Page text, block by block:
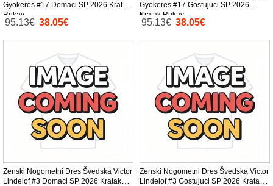
Gyokeres #17 Domaci SP 2026 Kratak
Rukav
95.13€ 38.05€
Gyokeres #17 Gostujuci SP 2026
Kratak Rukav
95.13€ 38.05€
Zenski Nogometni Dres Švedska Victor
Lindelof #3 Domaci SP 2026 Kratak
Zenski Nogometni Dres Švedska Victor
Lindelof #3 Gostujuci SP 2026 Kratak